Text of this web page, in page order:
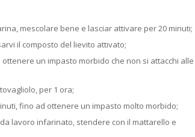
mescolare bene e lasciar attivare per 20 minuti;
il composto del lievito attivato;
un impasto morbido che non si attacchi alle
per 1 ora;
fino ad ottenere un impasto molto morbido;
lavoro infarinato, stendere con il mattarello e